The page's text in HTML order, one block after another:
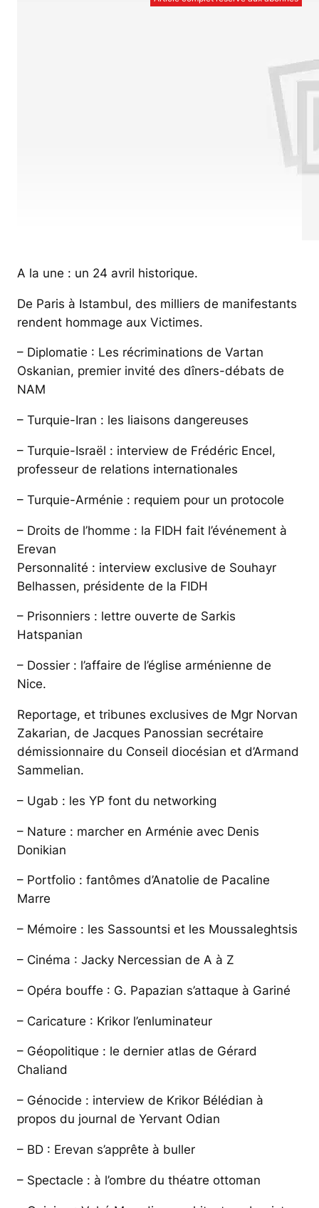
A la une : un 24 avril historique.
De Paris à Istambul, des milliers de manifestants
rendent hommage aux Victimes.
– Diplomatie : Les récriminations de Vartan
Oskanian, premier invité des dîners-débats de
NAM
– Turquie-Iran : les liaisons dangereuses
– Turquie-Israël : interview de Frédéric Encel,
professeur de relations internationales
– Turquie-Arménie : requiem pour un protocole
– Droits de l’homme : la FIDH fait l’événement à
Erevan
Personnalité : interview exclusive de Souhayr
Belhassen, présidente de la FIDH
– Prisonniers : lettre ouverte de Sarkis
Hatspanian
– Dossier : l’affaire de l’église arménienne de
Nice.
Reportage, et tribunes exclusives de Mgr Norvan
Zakarian, de Jacques Panossian secrétaire
démissionnaire du Conseil diocésian et d’Armand
Sammelian.
– Ugab : les YP font du networking
– Nature : marcher en Arménie avec Denis
Donikian
– Portfolio : fantômes d’Anatolie de Pacaline
Marre
– Mémoire : les Sassountsi et les Moussaleghtsis
– Cinéma : Jacky Nercessian de A à Z
– Opéra bouffe : G. Papazian s’attaque à Gariné
– Caricature : Krikor l’enluminateur
– Géopolitique : le dernier atlas de Gérard
Chaliand
– Génocide : interview de Krikor Bélédian à
propos du journal de Yervant Odian
– BD : Erevan s’apprête à buller
– Spectacle : à l’ombre du théatre ottoman